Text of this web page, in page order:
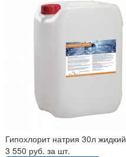
Гипохлорит натрия 30л жидкий
3 550 руб. за шт.